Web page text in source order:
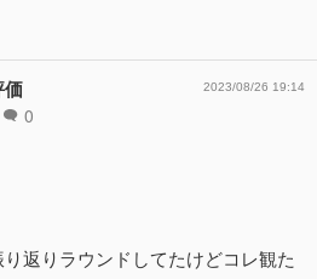
価
0
2023/08/26 19:14
返りラウンドしてたけどコレ観た